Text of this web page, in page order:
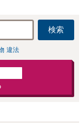
検索
違法